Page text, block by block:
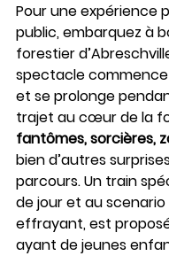
Pour une expérience
public, embarquez à
forestier
spectacle commence
et se prolonge
trajet au cœur de la
fantômes, sorcières,
bien d’autres
parcours. Un train
de jour et au scenario
effrayant, est
ayant de jeunes